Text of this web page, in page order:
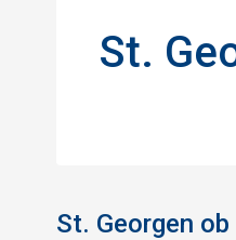
St.
St. Georgen